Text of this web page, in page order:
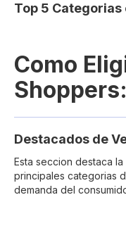
Top 5 Categorias
Como
Shoppers:
Destacados de
Esta seccion destaca la
principales categorias
demanda del